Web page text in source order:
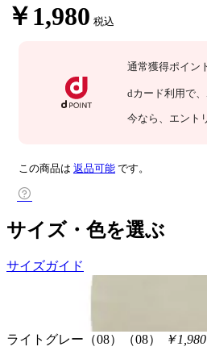
￥1,980 税込
通常獲得ポイン
dカード利用で、
今なら 、エント
この商品は 返品可能 です。
サイズ・色を選ぶ
サイズガイド
ライトグレー（08）（08） ￥1,980